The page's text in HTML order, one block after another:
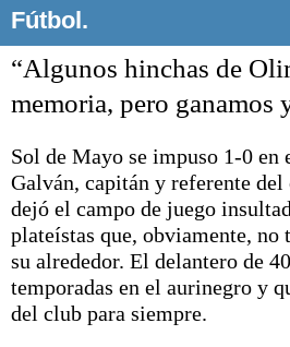
El
Deportes
Liga del
Fútbol
Federal A
Arte y cultura
Fútbol.
“Algunos hinchas de
memoria, pero ganamos
Sol de Mayo se impuso 1-0
Galván, capitán y referente
dejó el campo de juego
plateístas que, obviamente, no
su alrededor. El delantero de
temporadas en el aurinegro y
del club para siempre.